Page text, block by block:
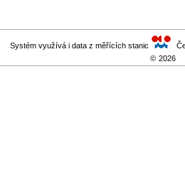
Systém využívá i data z měřících stanic
© 2026